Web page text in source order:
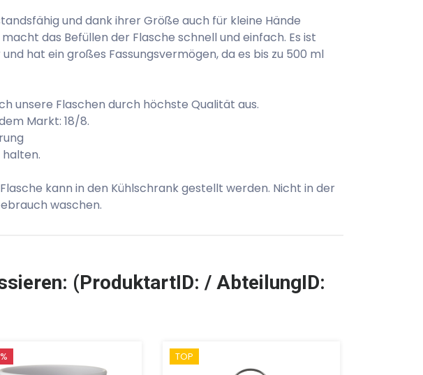
und dank ihrer Größe auch für kleine Hände
das Befüllen der Flasche schnell und einfach. Es ist
hat ein großes Fassungsvermögen, da es bis zu 500 ml
unsere Flaschen durch höchste Qualität aus.
Markt: 18/8.
kann in den Kühlschrank gestellt werden. Nicht in der
waschen.
(ProduktartID: / AbteilungID:
TOP